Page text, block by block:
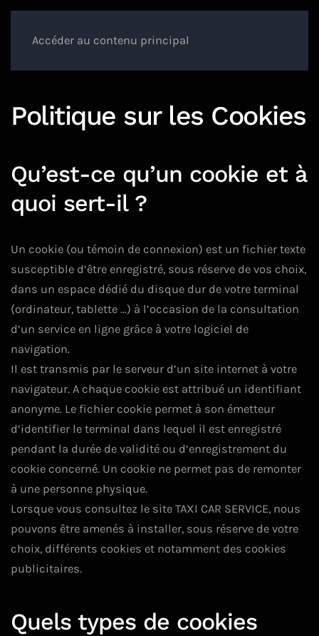
Accéder au contenu principal
Politique sur les Cookies
Qu’est-ce qu’un cookie et à
quoi sert-il ?
Un cookie (ou témoin de connexion) est un fichier texte
susceptible d’être enregistré, sous réserve de vos choix,
dans un espace dédié du disque dur de votre terminal
(ordinateur, tablette …) à l’occasion de la consultation
d’un service en ligne grâce à votre logiciel de
navigation.
Il est transmis par le serveur d’un site internet à votre
navigateur. A chaque cookie est attribué un identifiant
anonyme. Le fichier cookie permet à son émetteur
d’identifier le terminal dans lequel il est enregistré
pendant la durée de validité ou d’enregistrement du
cookie concerné. Un cookie ne permet pas de remonter
à une personne physique.
Lorsque vous consultez le site TAXI CAR SERVICE, nous
pouvons être amenés à installer, sous réserve de votre
choix, différents cookies et notamment des cookies
publicitaires.
Quels types de cookies